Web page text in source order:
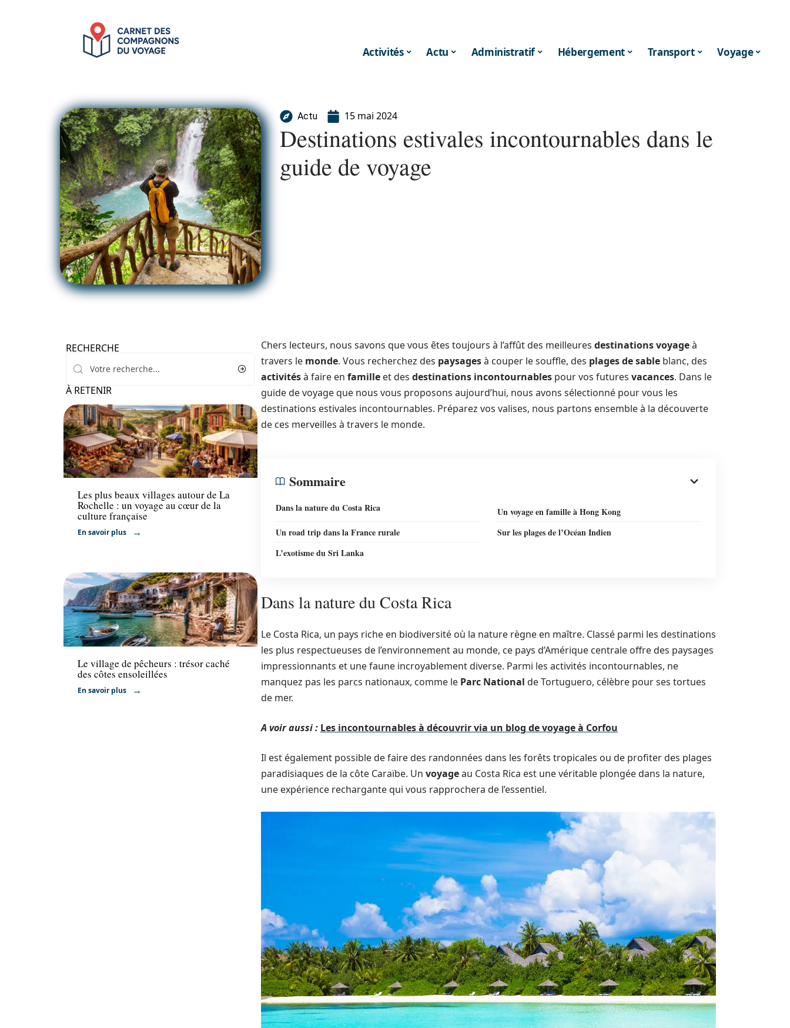
Activités Actu Administratif Hébergement Transport Voyage
Actu 15 mai 2024
Destinations estivales incontournables dans le
guide de voyage
RECHERCHE
À RETENIR
Voyage
Les plus beaux villages autour de La
Rochelle : un voyage au cœur de la
culture française
En savoir plus
Activités
Le village de pêcheurs : trésor caché
des côtes ensoleillées
En savoir plus
Chers lecteurs, nous savons que vous êtes toujours à l’affût des meilleures destinations voyageà
travers le monde. Vous recherchez des paysagesà couper le souffle, des plages de sable blanc, des
activitésà faire en famille et des destinations incontournables pour vos futures vacances. Dans le
guide de voyage que nous vous proposons aujourd’hui, nous avons sélectionné pour vous les
destinations estivales incontournables. Préparez vos valises, nous partons ensemble à la découverte
de ces merveilles à travers le monde.
Sommaire
Dans la nature du Costa Rica
Un voyage en famille à Hong Kong
Un road trip dans la France rurale
Sur les plages de l’Océan Indien
L’exotisme du Sri Lanka
Dans la nature du Costa Rica
Le Costa Rica, un pays riche en biodiversité où la nature règne en maître. Classé parmi les destinations
les plus respectueuses de l’environnement au monde, ce pays d’Amérique centrale offre des paysages
impressionnants et une faune incroyablement diverse. Parmi les activités incontournables, ne
manquez pas les parcs nationaux, comme le Parc National de Tortuguero, célèbre pour ses tortues
de mer.
A voir aussi : Les incontournables à découvrir via un blog de voyage à Corfou
Il est également possible de faire des randonnées dans les forêts tropicales ou de profiter des plages
paradisiaques de la côte Caraïbe. Un voyageau Costa Rica est une véritable plongée dans la nature,
une expérience rechargante qui vous rapprochera de l’essentiel.